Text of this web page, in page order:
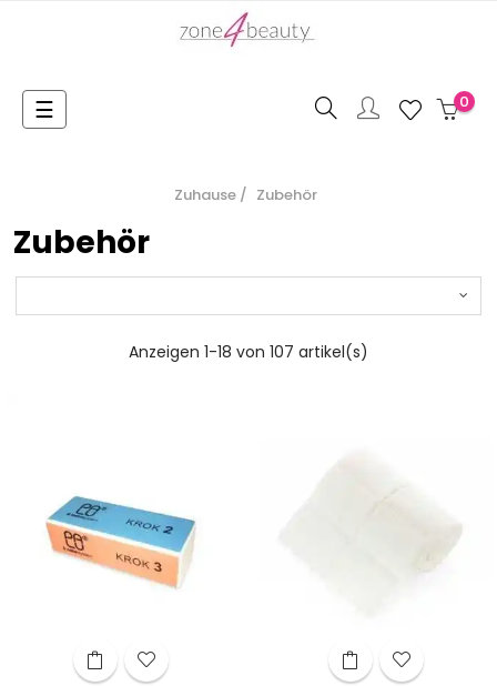
Toggle
navigation
☰ 0
Zuhause Zubehör
Zubehör
Anzeigen 1-18 von 107 artikel(s)